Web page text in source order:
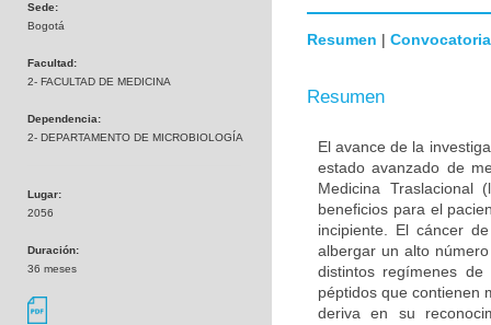
Sede:
Bogotá
Facultad:
2- FACULTAD DE MEDICINA
Dependencia:
2- DEPARTAMENTO DE MICROBIOLOGÍA
Lugar:
2056
Duración:
36 meses
Resumen | Convocatoria
Resumen
El avance de la
estado avanzado de
Medicina
beneficios para el
incipiente. El cáncer
albergar un alto
distintos regímenes
péptidos que contienen
deriva en su